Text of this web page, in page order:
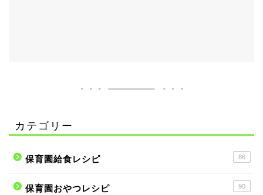
カテゴリー
保育園給食レシピ 86
保育園おやつレシピ 90